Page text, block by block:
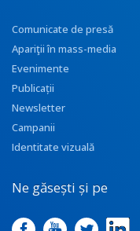
Comunicate de presă
Apariţii în mass-media
Evenimente
Publicații
Newsletter
Campanii
Identitate vizuală
Ne găsești și pe